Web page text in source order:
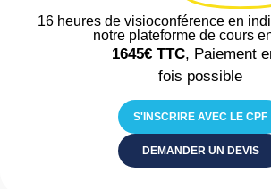
16 heures de visioconférence en
notre plateforme de cours
1645€TTC, Paiement
fois possible
S'INSCRIRE AVEC LE CPF
DEMANDER UN DEVIS